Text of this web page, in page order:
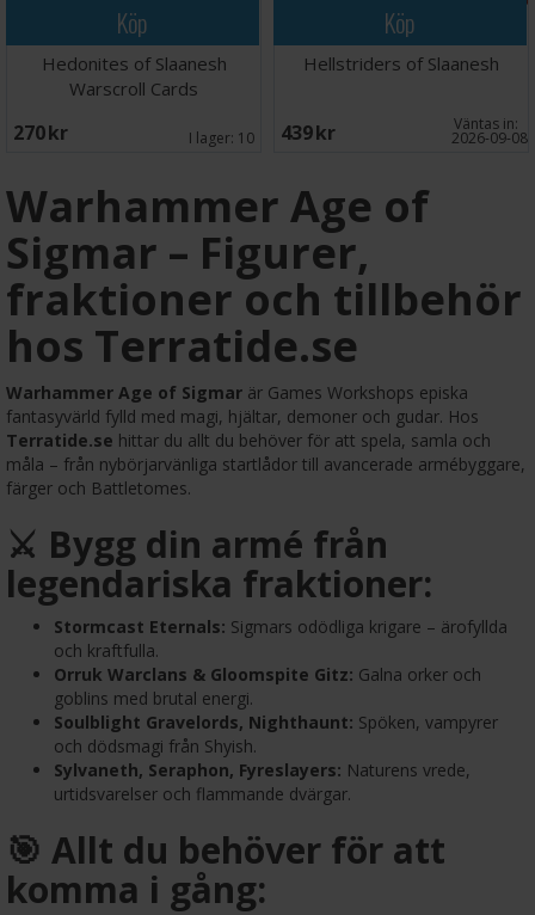
Köp
Hedonites of Slaanesh
Warscroll Cards
270 SEK I lager: 10
Köp
Hellstriders of Slaanesh
439 SEK Väntas in:
2026-09-08
Warhammer Age of
Sigmar – Figurer,
fraktioner och tillbehör
hos Terratide.se
Warhammer Age of Sigmar är Games Workshops episka
fantasyvärld fylld med magi, hjältar, demoner och gudar. Hos
Terratide.se hittar du allt du behöver för att spela, samla och
måla – från nybörjarvänliga startlådor till avancerade armébyggare,
färger och Battletomes.
⚔️ Bygg din armé från
legendariska fraktioner:
Stormcast Eternals: Sigmars odödliga krigare – ärofyllda
och kraftfulla.
Orruk Warclans & Gloomspite Gitz: Galna orker och
goblins med brutal energi.
Soulblight Gravelords, Nighthaunt: Spöken, vampyrer
och dödsmagi från Shyish.
Sylvaneth, Seraphon, Fyreslayers: Naturens vrede,
urtidsvarelser och flammande dvärgar.
🎯 Allt du behöver för att
komma i gång: